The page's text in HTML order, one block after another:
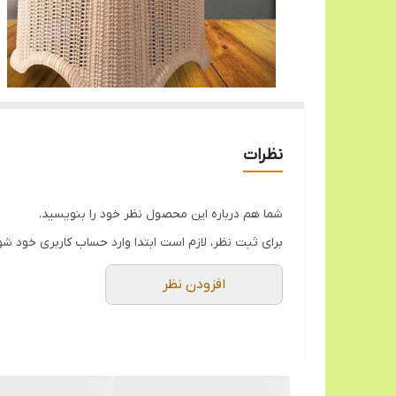
نظرات
شما هم درباره این محصول نظر خود را بنویسید.
برای ثبت نظر، لازم است ابتدا وارد حساب کاربری خود
افزودن نظر